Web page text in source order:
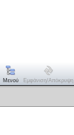
Μενού Εμφάνιση/απόκρυψη